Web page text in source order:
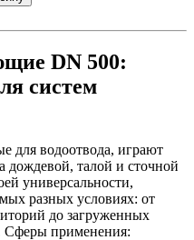
DN 500:
систем
для водоотвода, играют
дождевой, талой и сточной
универсальности,
разных условиях: от
до загруженных
Сферы применения: